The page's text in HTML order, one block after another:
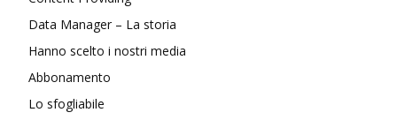
Data Manager – La storia
Hanno scelto i nostri media
Abbonamento
Lo sfogliabile